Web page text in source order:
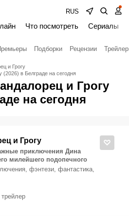
RUS
Что посмотреть Сериалы
Подборки Рецензии
и Грогу
(2026) в Белграде на сегодня
и Грогу
на сегодня
и Грогу
приключения Дина
милейшего подопечного
фэнтези, фантастика,